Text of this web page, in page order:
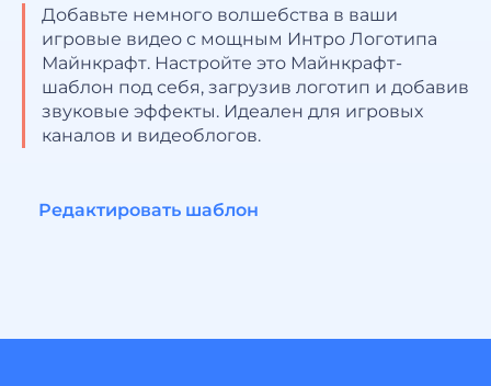
Добавьте немного волшебства в ваши
игровые видео с мощным Интро Логотипа
Майнкрафт. Настройте это Майнкрафт-
шаблон под себя, загрузив логотип и добавив
звуковые эффекты. Идеален для игровых
каналов и видеоблогов.
Редактировать шаблон